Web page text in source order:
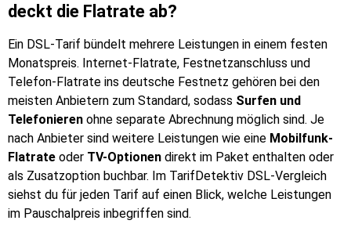
deckt die Flatrate ab?
Ein DSL-Tarif bündelt mehrere Leistungen in einem festen
Monatspreis. Internet-Flatrate, Festnetzanschluss und
Telefon-Flatrate ins deutsche Festnetz gehören bei den
meisten Anbietern zum Standard, sodass Surfen und
Telefonieren ohne separate Abrechnung möglich sind. Je
nach Anbieter sind weitere Leistungen wie eine Mobilfunk-
Flatrate oder TV-Optionen direkt im Paket enthalten oder
als Zusatzoption buchbar. Im TarifDetektiv DSL-Vergleich
siehst du für jeden Tarif auf einen Blick, welche Leistungen
im Pauschalpreis inbegriffen sind.